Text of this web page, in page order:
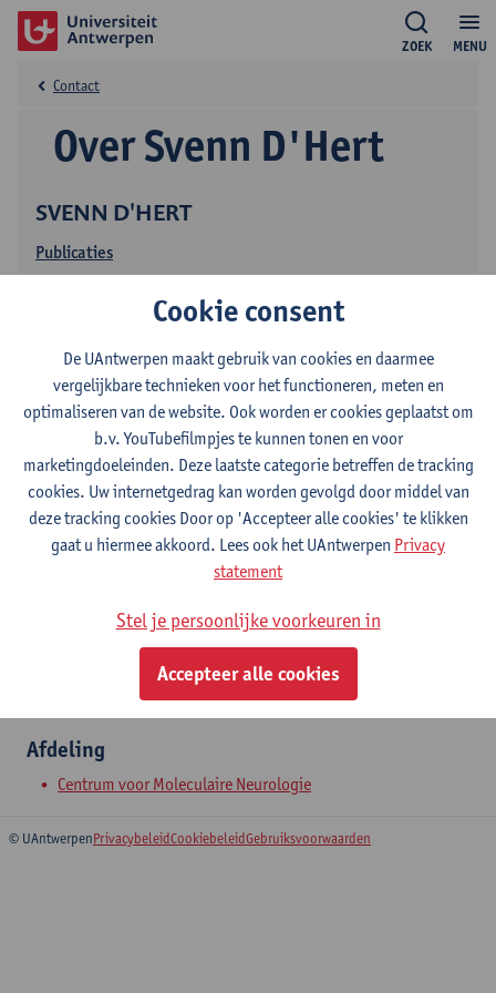
MENU
ZOEK
SVENN D'HERT
Publicaties
Over Svenn D'Hert
Contact
Contact
Campus Drie Eiken
Toon e-mailadres
Universiteitsplein 1
2610 Wilrijk, BEL
Afdeling
Centrum voor Moleculaire Neurologie
© UAntwerpenPrivacybeleidCookiebeleidGebruiksvoorwaarden
Cookie consent
De UAntwerpen maakt gebruik van cookies en daarmee
vergelijkbare technieken voor het functioneren, meten en
optimaliseren van de website. Ook worden er cookies geplaatst om
b.v. YouTubefilmpjes te kunnen tonen en voor
marketingdoeleinden. Deze laatste categorie betreffen de tracking
cookies. Uw internetgedrag kan worden gevolgd door middel van
deze tracking cookies Door op 'Accepteer alle cookies' te klikken
gaat u hiermee akkoord. Lees ook het UAntwerpen Privacy
statement
Stel je persoonlijke voorkeuren in
Accepteer alle cookies